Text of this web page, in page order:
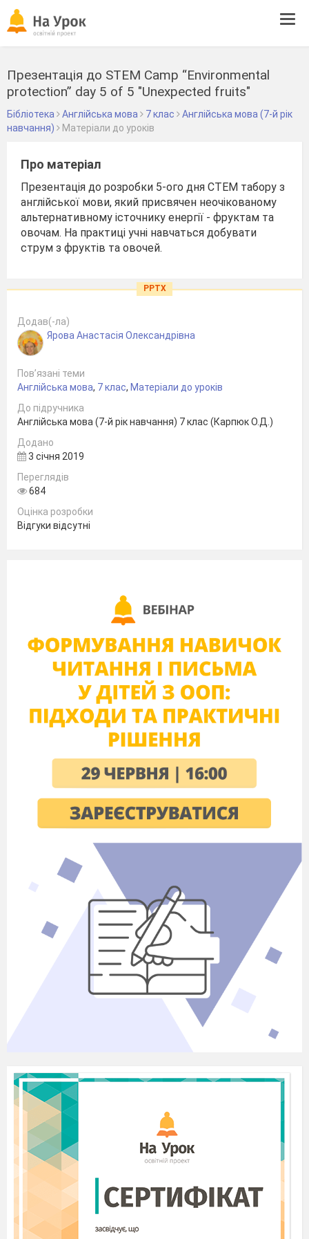
Презентація до STEM Camp “Environmental
protection” day 5 of 5 "Unexpected fruits"
Бібліотека Англійська мова 7 клас
Англійська мова (7-й рік
навчання)
Матеріали до уроків
Про матеріал
Презентація до розробки 5-ого дня СТЕМ табору з
англійської мови, який присвячен неочікованому
альтернативному істочнику енергії - фруктам та
овочам. На практиці учні навчаться добувати
струм з фруктів та овочей.
PPTX
Додав(-ла)
Ярова Анастасія Олександрівна
Пов’язані теми
Англійська мова, 7 клас, Матеріали до уроків
До підручника
Англійська мова (7-й рік навчання) 7 клас (Карпюк О.Д.)
Додано
3 січня 2019
Переглядів
684
Оцінка розробки
Відгуки відсутні